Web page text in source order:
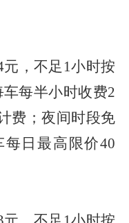
元，不足 1小时按
每半小时收费2
费；夜间时段免
每日最高限价40